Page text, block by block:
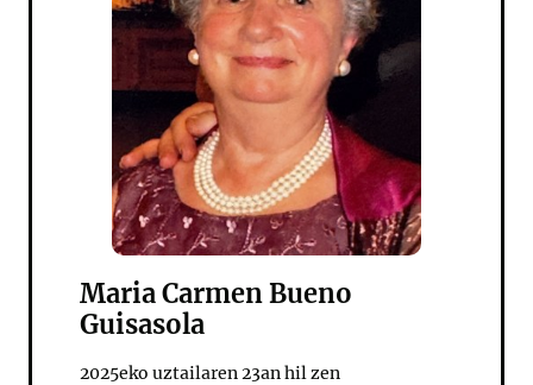
Maria Carmen Bueno
Guisasola
2025eko uztailaren 23an hil zen